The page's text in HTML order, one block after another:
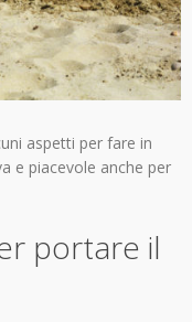
aspetti per fare in
e piacevole anche per
portare il